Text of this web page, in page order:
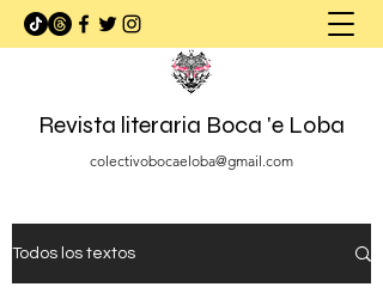
Revista literaria Boca 'e Loba
colectivobocaeloba@gmail.com
Todos los textos